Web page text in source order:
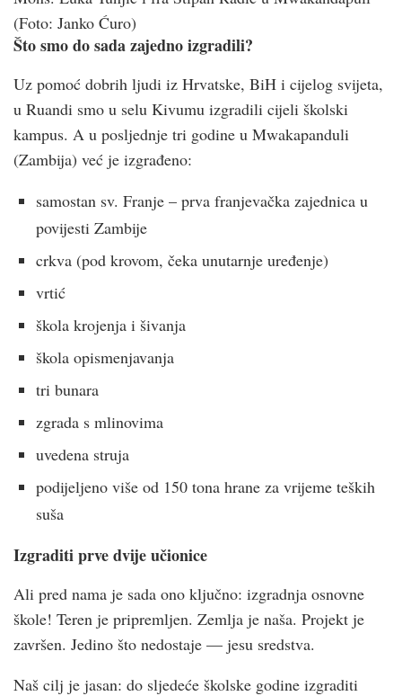
(Foto: Janko Ćuro)
Što smo do sada zajedno izgradili?
Uz pomoć dobrih ljudi iz Hrvatske, BiH i cijelog svijeta,
u Ruandi smo u selu Kivumu izgradili cijeli školski
kampus. A u posljednje tri godine u Mwakapanduli
(Zambija) već je izgrađeno:
samostan sv. Franje – prva franjevačka zajednica u
povijesti Zambije
crkva (pod krovom, čeka unutarnje uređenje)
vrtić
škola krojenja i šivanja
škola opismenjavanja
tri bunara
zgrada s mlinovima
uvedena struja
podijeljeno više od 150 tona hrane za vrijeme teških
suša
Izgraditi prve dvije učionice
Ali pred nama je sada ono ključno: izgradnja osnovne
škole! Teren je pripremljen. Zemlja je naša. Projekt je
završen. Jedino što nedostaje — jesu sredstva.
Naš cilj je jasan: do sljedeće školske godine izgraditi